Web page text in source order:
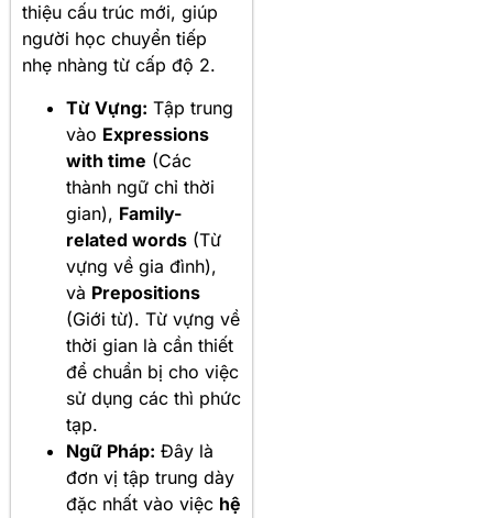
thiệu cấu trúc mới, giúp
người học chuyển tiếp
nhẹ nhàng từ cấp độ 2.
Từ Vựng: Tập trung
vào Expressions
with time (Các
thành ngữ chỉ thời
gian), Family-
related words (Từ
vựng về gia đình),
và Prepositions
(Giới từ). Từ vựng về
thời gian là cần thiết
để chuẩn bị cho việc
sử dụng các thì phức
tạp.
Ngữ Pháp: Đây là
đơn vị tập trung dày
đặc nhất vào việc hệ